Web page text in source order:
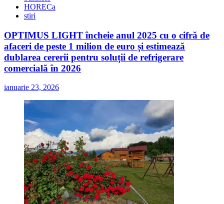
HORECa
stiri
OPTIMUS LIGHT încheie anul 2025 cu o cifră de
afaceri de peste 1 milion de euro și estimează
dublarea cererii pentru soluții de refrigerare
comercială în 2026
ianuarie 23, 2026